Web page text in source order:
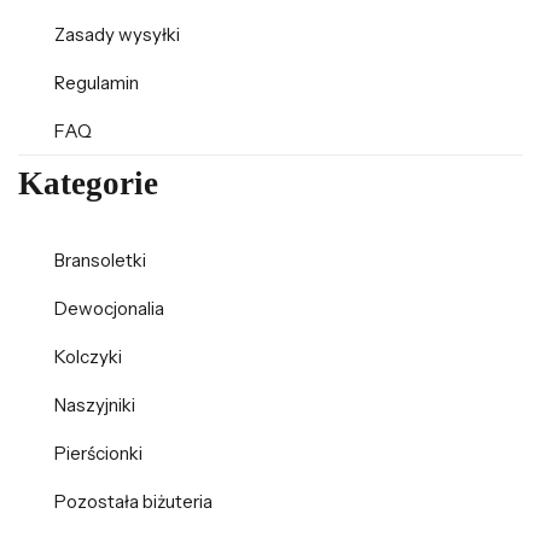
Zasady wysyłki
Regulamin
FAQ
Kategorie
Bransoletki
Dewocjonalia
Kolczyki
Naszyjniki
Pierścionki
Pozostała biżuteria